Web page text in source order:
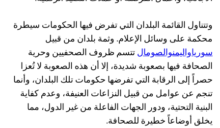
وتتناول القائمة البلدان التي تفرض فيها الحكومات سيطرة
محكمة على وسائل الإعلام. وثمة بلدان من قبيل
سورياواليمنوالصومالتتسم ظروف الصحفيين وحرية
الصحافة فيها بصعوبة شديدة، إلا أن هذه الصعوبة لا تُعزا
حصراً إلى الرقابة التي تفرضها حكومات تلك البلدان، وأنما
تنجم عن عوامل من قبيل النزاعات العنيفة، وعدم كفاية
البنية التحتية، ودور الجهات الفاعلة من غير الدول، مما
يخلق أوضاعاً خطيرة للصحافة.